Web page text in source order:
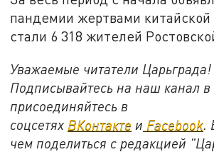
пандемии жертвами
стали 6 318 жителей
Уважаемые читатели Царьграда!
Подписывайтесь на наш канал в
присоединяйтесь в
соцсетях ВКонтакте и Facebook.
чем поделиться с редакцией